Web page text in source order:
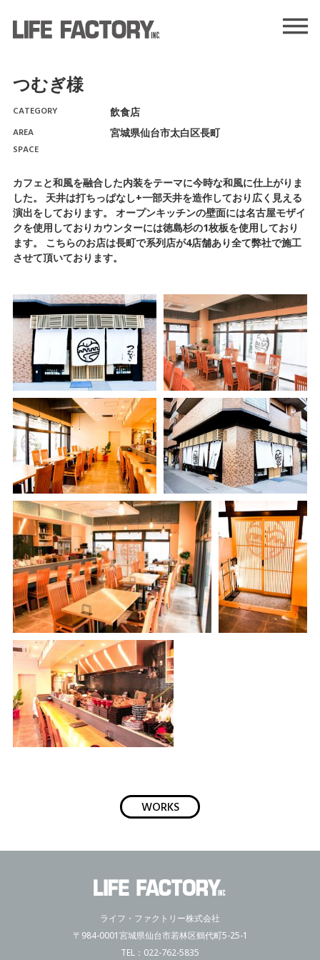
つむぎ様
CATEGORY
飲食店
AREA
宮城県仙台市太白区長町
SPACE
カフェと和風を融合した内装をテーマに今時な和風に仕上がりま
した。 天井は打ちっぱなし+一部天井を造作しており広く見える
演出をしております。 オープンキッチンの壁面には名古屋モザイ
クを使用しておりカウンターには徳島杉の1枚板を使用しており
ます。 こちらのお店は長町で系列店が4店舗あり全て弊社で施工
させて頂いております。
WORKS
ライフ・ファクトリー株式会社
〒984-0001宮城県仙台市若林区鶴代町5-25-1
TEL： 022-762-5835